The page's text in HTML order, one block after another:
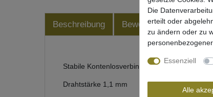
Beschreibung Bewertung
Stabile Kontenlosverbinder zum Wallerangeln
Drahtstärke 1,1 mm
Die
erteilt oder
zu ändern oder zu
Essenziell
Alle